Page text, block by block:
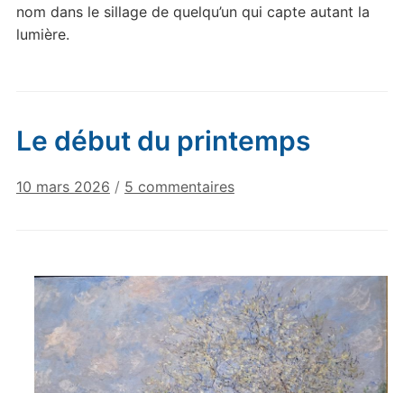
nom dans le sillage de quelqu’un qui capte autant la
lumière.
Le début du printemps
10 mars 2026 / 5 commentairessur
printemps